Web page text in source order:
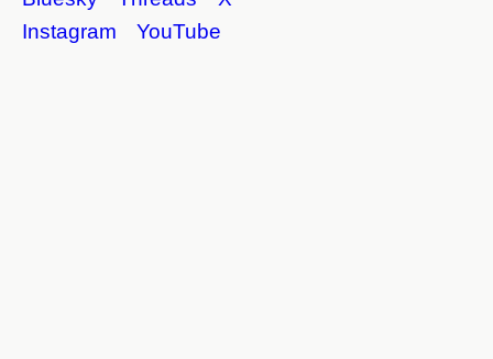
Instagram
YouTube